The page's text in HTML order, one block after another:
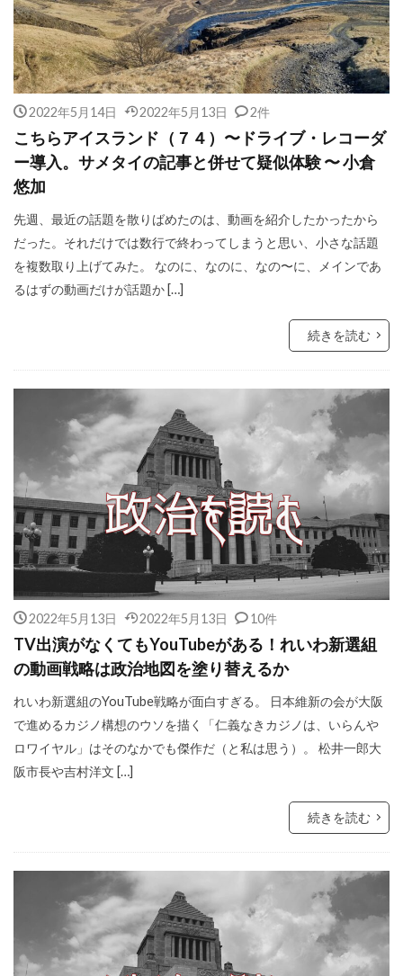
2022年5月14日 2022年5月13日 2件
こちらアイスランド（７４）〜ドライブ・レコーダ
ー導入。サメタイの記事と併せて疑似体験 〜 小倉
悠加
先週、最近の話題を散りばめたのは、動画を紹介したかったから
だった。それだけでは数行で終わってしまうと思い、小さな話題
を複数取り上げてみた。 なのに、なのに、なの〜に、メインであ
るはずの動画だけが話題か […]
続きを読む
2022年5月13日 2022年5月13日 10件
TV出演がなくてもYouTubeがある！れいわ新選組
の動画戦略は政治地図を塗り替えるか
れいわ新選組のYouTube戦略が面白すぎる。 日本維新の会が大阪
で進めるカジノ構想のウソを描く「仁義なきカジノは、いらんや
ロワイヤル」はそのなかでも傑作だ（と私は思う）。 松井一郎大
阪市長や吉村洋文 […]
続きを読む